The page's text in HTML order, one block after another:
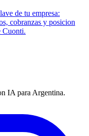
de tu empresa:
cobranzas y posicion
Cuonti.
IA para Argentina.